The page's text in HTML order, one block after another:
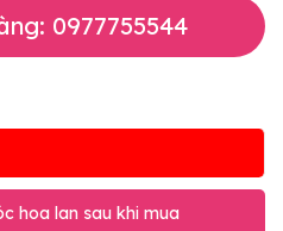
0977755544
hoa lan sau khi mua